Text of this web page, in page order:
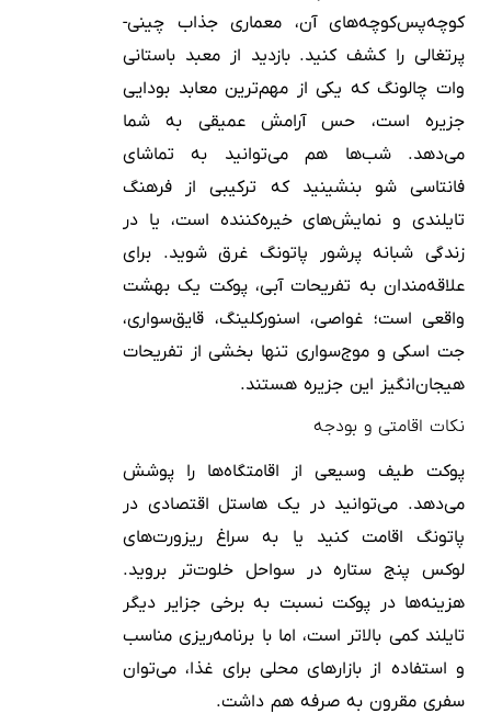
کوچه‌پس‌کوچه‌های آن، معماری جذاب چینی-
پرتغالی را کشف کنید. بازدید از معبد باستانی
وات چالونگ که یکی از مهم‌ترین معابد بودایی
جزیره است، حس آرامش عمیقی به شما
می‌دهد. شب‌ها هم می‌توانید به تماشای
فانتاسی شو بنشینید که ترکیبی از فرهنگ
تایلندی و نمایش‌های خیره‌کننده است، یا در
زندگی شبانه پرشور پاتونگ غرق شوید. برای
علاقه‌مندان به تفریحات آبی، پوکت یک بهشت
واقعی است؛ غواصی، اسنورکلینگ، قایق‌سواری،
جت اسکی و موج‌سواری تنها بخشی از تفریحات
هیجان‌انگیز این جزیره هستند.
نکات اقامتی و بودجه
پوکت طیف وسیعی از اقامتگاه‌ها را پوشش
می‌دهد. می‌توانید در یک هاستل اقتصادی در
پاتونگ اقامت کنید یا به سراغ ریزورت‌های
لوکس پنج ستاره در سواحل خلوت‌تر بروید.
هزینه‌ها در پوکت نسبت به برخی جزایر دیگر
تایلند کمی بالاتر است، اما با برنامه‌ریزی مناسب
و استفاده از بازارهای محلی برای غذا، می‌توان
سفری مقرون به صرفه هم داشت.